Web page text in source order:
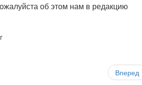
об этом нам в редакцию
Вперед